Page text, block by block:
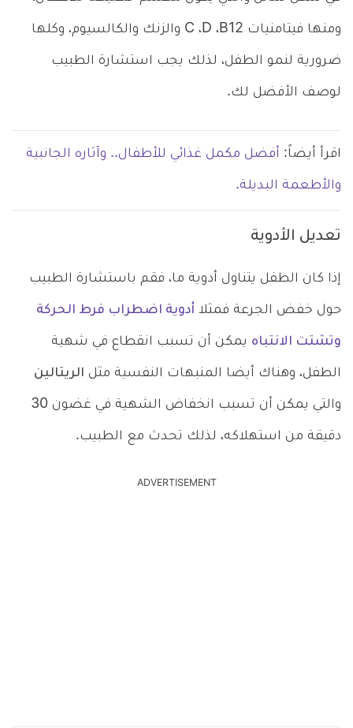
ومنها فيتامنيات C ،D ،B12 والزنك والكالسيوم، وكلها
ضرورية لنمو الطفل، لذلك يجب استشارة الطبيب
لوصف الأفضل لك.
اقرأ أيضاً: أفضل مكمل غذائي للأطفال.. وآثاره الجانبية
والأطعمة البديلة.
تعديل الأدوية
إذا كان الطفل يتناول أدوية ما، فقم باستشارة الطبيب
حول خفض الجرعة فمثلا أدوية اضطراب فرط الحركة
وتشتت الانتباه يمكن أن تسبب انقطاع في شهية
الطفل، وهناك أيضا المنبهات النفسية مثل الريتالين
والتي يمكن أن تسبب انخفاض الشهية في غضون 30
دقيقة من استهلاكه، لذلك تحدث مع الطبيب.
ADVERTISEMENT